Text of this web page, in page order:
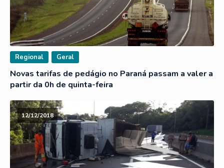
Regional Geral
Novas tarifas de pedágio no Paraná passam a valer a
partir da 0h de quinta-feira
12/12/2018